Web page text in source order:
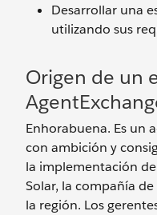
Desarrollar una
utilizando sus
Origen de un
Enhorabuena. Es un
con ambición y
la implementación
Solar, la compañía
la región. Los